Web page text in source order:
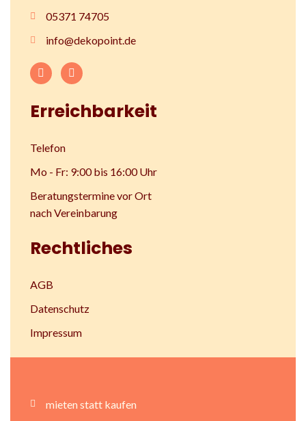
05371 74705
info@dekopoint.de
Erreichbarkeit
Telefon
Mo - Fr: 9:00 bis 16:00 Uhr
Beratungstermine vor Ort
nach Vereinbarung
Rechtliches
AGB
Datenschutz
Impressum
mieten statt kaufen